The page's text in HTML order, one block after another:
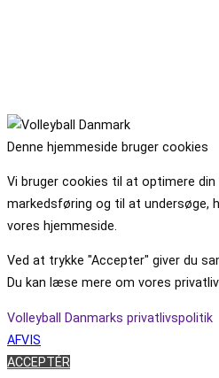
Denne hjemmeside bruger cookies
Vi bruger cookies til at optimere din
markedsføring og til at undersøge,
vores hjemmeside.
Ved at trykke "Accepter" giver du
Du kan læse mere om vores
Volleyball Danmarks privatlivspolitik
AFVIS
ACCEPTÉR